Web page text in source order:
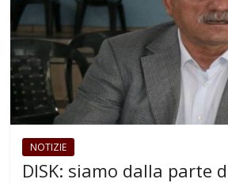
NOTIZIE
DISK: siamo dalla parte